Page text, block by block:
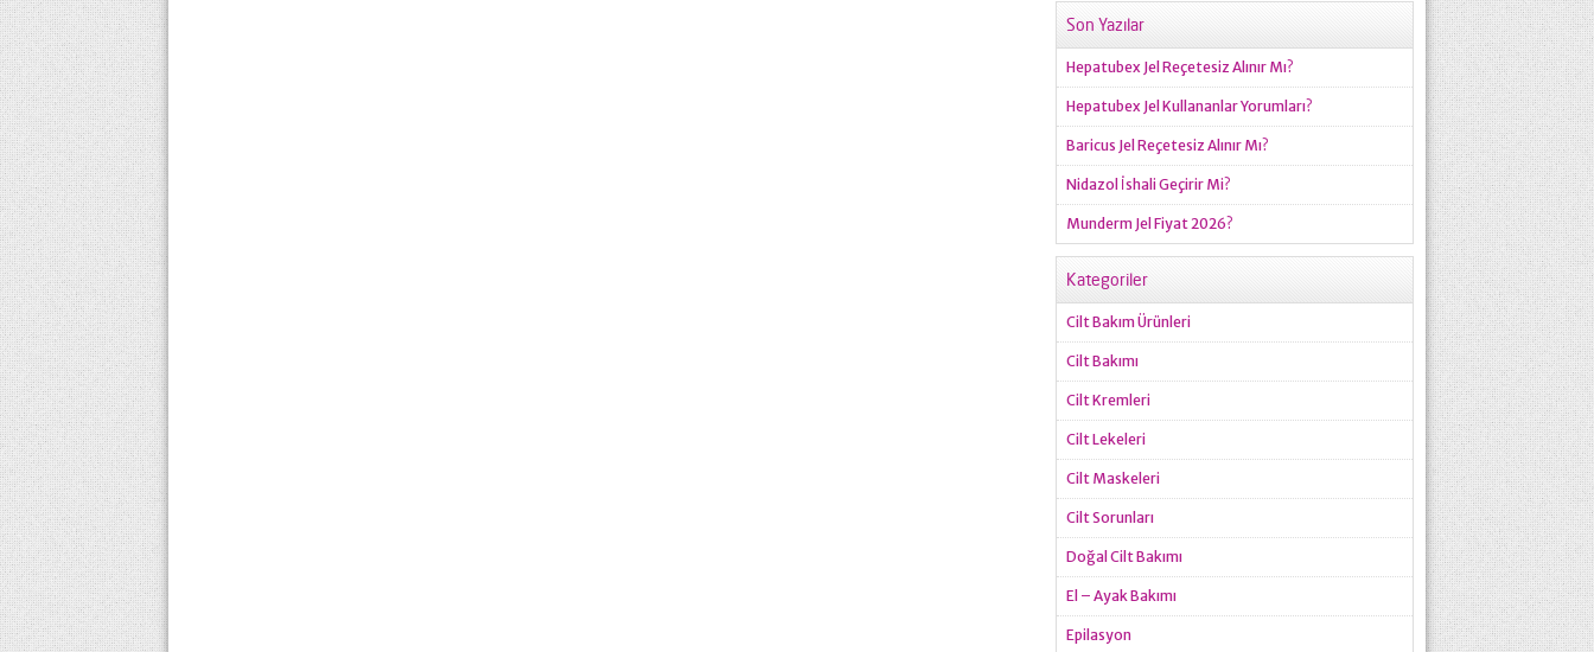
Son Yazılar
Hepatubex Jel Reçetesiz Alınır Mı?
Hepatubex Jel Kullananlar Yorumları?
Baricus Jel Reçetesiz Alınır Mı?
Nidazol İshali Geçirir Mi?
Munderm Jel Fiyat 2026?
Kategoriler
Cilt Bakım Ürünleri
Cilt Bakımı
Cilt Kremleri
Cilt Lekeleri
Cilt Maskeleri
Cilt Sorunları
Doğal Cilt Bakımı
El – Ayak Bakımı
Epilasyon